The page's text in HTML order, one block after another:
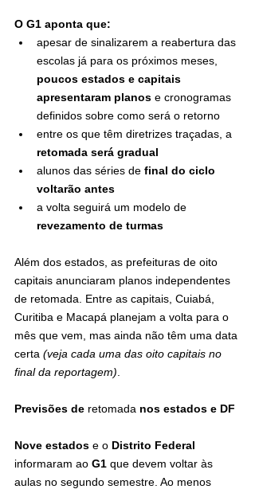
O G1 aponta que:
apesar de sinalizarem a reabertura das
escolas já para os próximos meses,
poucos estados e capitais
apresentaram planos e cronogramas
definidos sobre como será o retorno
entre os que têm diretrizes traçadas, a
retomada será gradual
alunos das séries de final do ciclo
voltarão antes
a volta seguirá um modelo de
revezamento de turmas
Além dos estados, as prefeituras de oito
capitais anunciaram planos independentes
de retomada. Entre as capitais, Cuiabá,
Curitiba e Macapá planejam a volta para o
mês que vem, mas ainda não têm uma data
certa (veja cada uma das oito capitais no
final da reportagem).
Previsões de retomada nos estados e DF
Nove estados e o Distrito Federal
informaram ao G1 que devem voltar às
aulas no segundo semestre. Ao menos